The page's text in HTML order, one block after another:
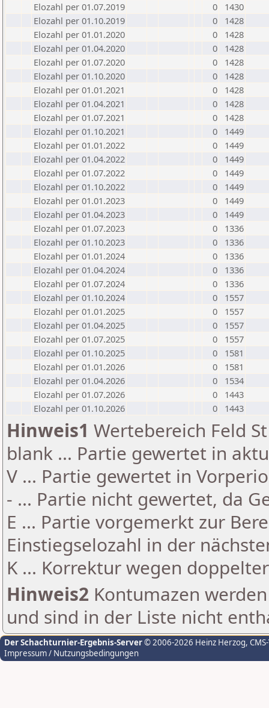
Elozahl per 01.07.2019
0
1430
Elozahl per 01.10.2019
0
1428
Elozahl per 01.01.2020
0
1428
Elozahl per 01.04.2020
0
1428
Elozahl per 01.07.2020
0
1428
Elozahl per 01.10.2020
0
1428
Elozahl per 01.01.2021
0
1428
Elozahl per 01.04.2021
0
1428
Elozahl per 01.07.2021
0
1428
Elozahl per 01.10.2021
0
1449
Elozahl per 01.01.2022
0
1449
Elozahl per 01.04.2022
0
1449
Elozahl per 01.07.2022
0
1449
Elozahl per 01.10.2022
0
1449
Elozahl per 01.01.2023
0
1449
Elozahl per 01.04.2023
0
1449
Elozahl per 01.07.2023
0
1336
Elozahl per 01.10.2023
0
1336
Elozahl per 01.01.2024
0
1336
Elozahl per 01.04.2024
0
1336
Elozahl per 01.07.2024
0
1336
Elozahl per 01.10.2024
0
1557
Elozahl per 01.01.2025
0
1557
Elozahl per 01.04.2025
0
1557
Elozahl per 01.07.2025
0
1557
Elozahl per 01.10.2025
0
1581
Elozahl per 01.01.2026
0
1581
Elozahl per 01.04.2026
0
1534
Elozahl per 01.07.2026
0
1443
Elozahl per 01.10.2026
0 1443
Hinweis1 Wertebereich Feld
blank ... Partie gewertet in
V ... Partie gewertet in
- ... Partie nicht gewertet, da
E ... Partie vorgemerkt zur
Einstiegselozahl in der
K ... Korrektur wegen
Hinweis2 Kontumazen
und sind in der Liste nicht
Der Schachturnier-Ergebnis-Server© 2006-2026 Heinz Herzog,
Impressum / Nutzungsbedingungen